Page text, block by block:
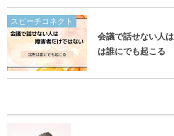
スピーチコネクト
会議で話せない人
は誰にでも起こる